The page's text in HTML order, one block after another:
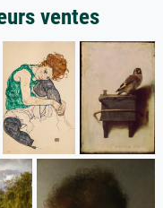
ventes